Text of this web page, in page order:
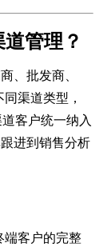
管理？
、批发商、
渠道类型，
客户统一纳入
进到销售分析
端客户的完整